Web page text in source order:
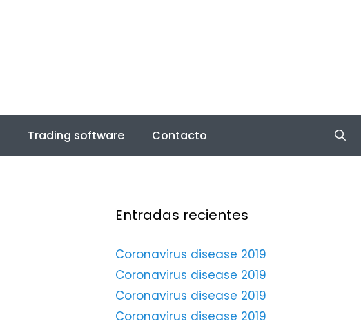
Trading software Contacto
Entradas recientes
Coronavirus disease 2019
Coronavirus disease 2019
Coronavirus disease 2019
Coronavirus disease 2019